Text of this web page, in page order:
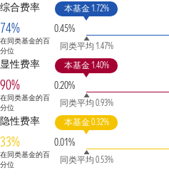
综合费率
74%
在同类基金的百
分位
0.45%
本基金 1.72%
同类平均 1.47%
显性费率
90%
在同类基金的百
分位
0.20%
本基金 1.40%
同类平均 0.93%
隐性费率
33%
在同类基金的百
分位
0.01%
本基金 0.32%
同类平均 0.53%